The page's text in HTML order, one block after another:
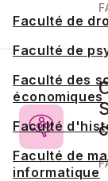
Faculté de
Faculté de
Faculté des
économiques
Faculté
Faculté de
informatique